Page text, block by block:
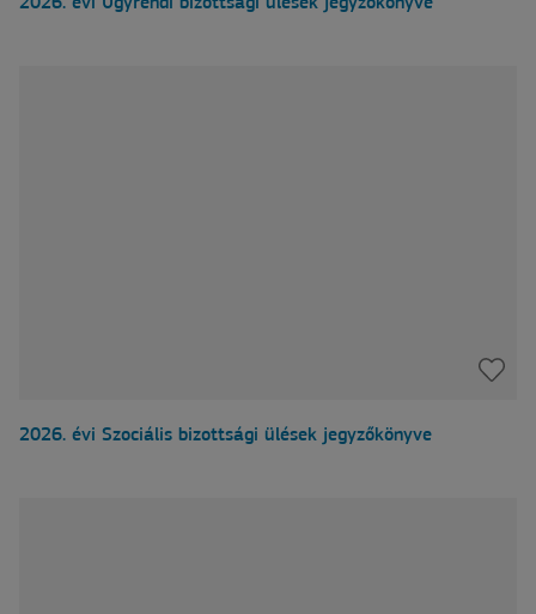
2026. évi Szociális bizottsági ülések jegyzőkönyve